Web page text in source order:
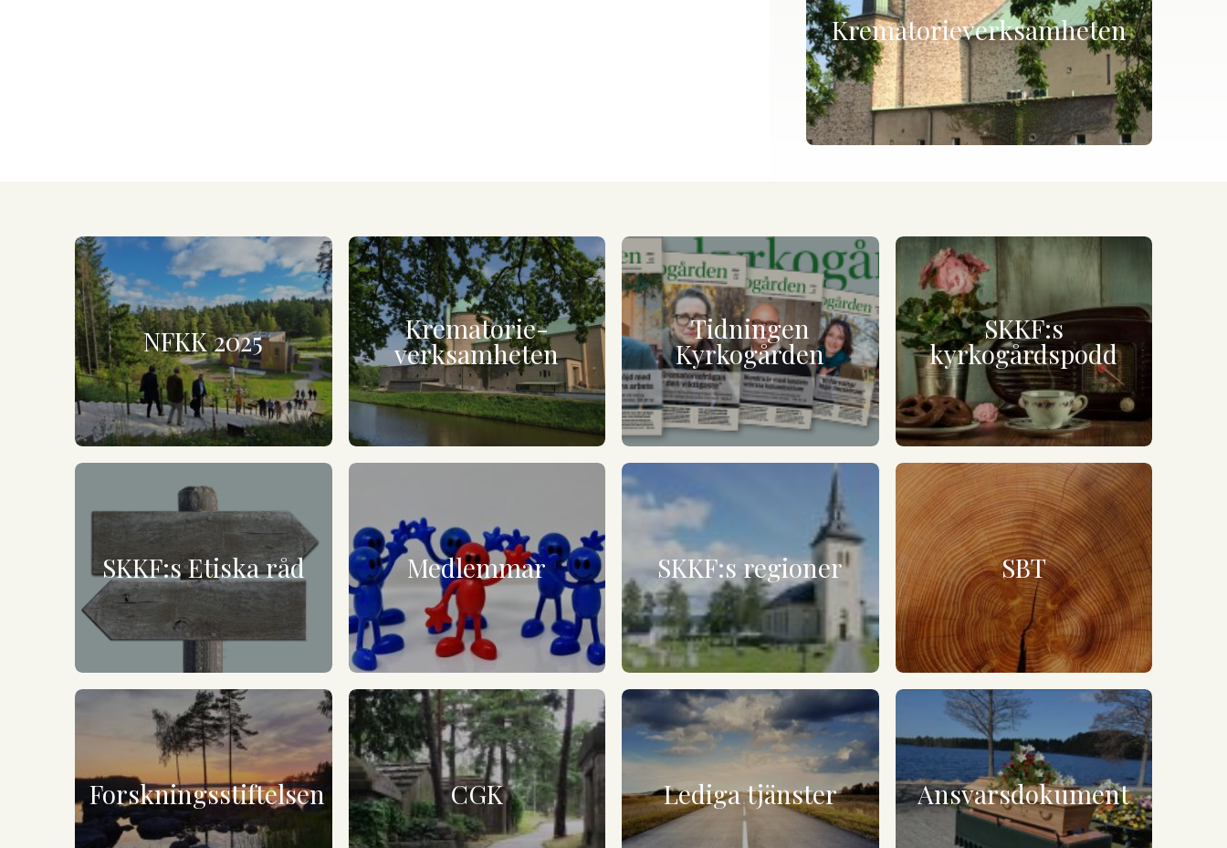
Krematorieverksamheten
NFKK 2025 Krematorie-
verksamheten
Tidningen
Kyrkogården
SKKF:s
kyrkogårdspodd
SKKF:s Etiska råd Medlemmar SKKF:s regioner SBT
Forskningsstiftelsen CGK Lediga tjänster Ansvarsdokument